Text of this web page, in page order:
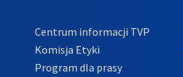
Centrum informacji TVP
Komisja Etyki
Program dla prasy